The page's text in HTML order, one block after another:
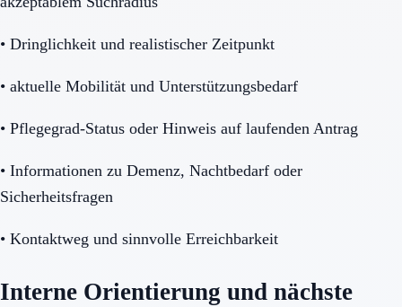
• Dringlichkeit und realistischer Zeitpunkt
• aktuelle Mobilität und Unterstützungsbedarf
• Pflegegrad-Status oder Hinweis auf laufenden Antrag
• Informationen zu Demenz, Nachtbedarf oder
Sicherheitsfragen
• Kontaktweg und sinnvolle Erreichbarkeit
Interne Orientierung und nächste